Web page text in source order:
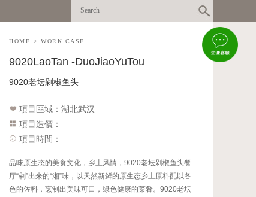
HOME > WORK CASE
9020LaoTan -DuoJiaoYuTou
9020老坛剁椒鱼头
項目區域：湖北武汉
項目造價：
項目時間：
品味原生态的美食文化，乡土风情，9020老坛剁椒鱼头餐
厅“剁”出来的“湘”味，以天然新鲜的原生态乡土原料配以各
色的佐料，烹制出美味可口，绿色健康的菜肴。9020老坛